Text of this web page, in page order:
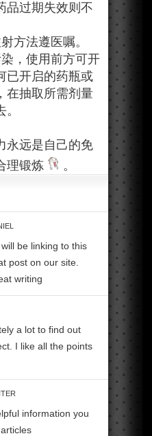
品过期失效则不
方法遵医嘱。
，使用前方可开
已开启的药瓶或
在抽取所需剂量
永远是自己的免
理锻炼
。
be linking to this
post on our site.
writing
a lot to find out
I like all the points
information you